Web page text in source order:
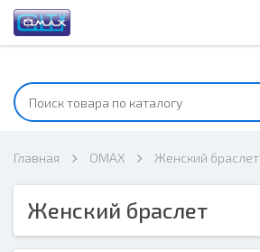
Главная OMAX Женский браслет
Женский браслет